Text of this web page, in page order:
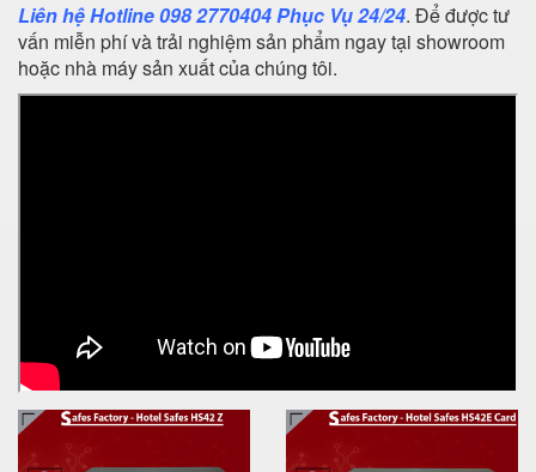
Liên hệ Hotline 098 2770404 Phục Vụ 24/24. Để được tư
vấn miễn phí và trải nghiệm sản phẩm ngay tại showroom
hoặc nhà máy sản xuất của chúng tôi.